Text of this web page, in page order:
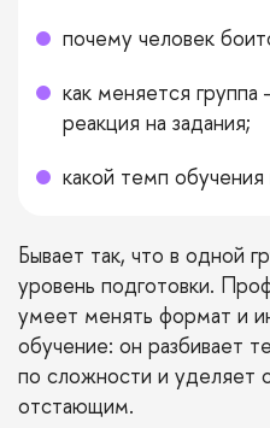
почему человек
как меняется
реакция на задания;
какой темп
Бывает так, что в одной
уровень подготовки.
умеет менять формат и
обучение: он разбивает
по сложности и уделяет
отстающим.